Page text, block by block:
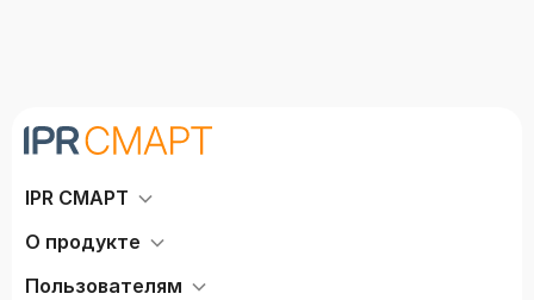
IPR СМАРТ
О продукте
Пользователям